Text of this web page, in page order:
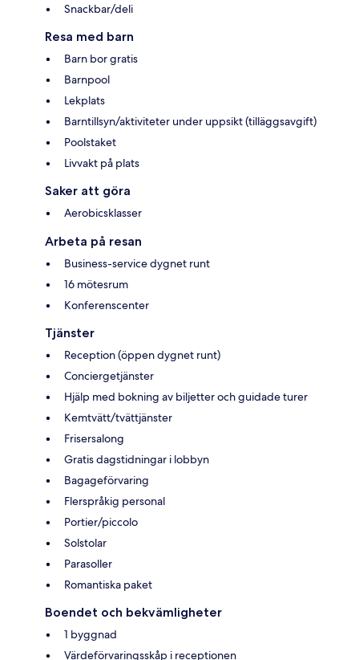
Snackbar/deli
Resa med barn
Barn bor gratis
Barnpool
Lekplats
Barntillsyn/aktiviteter under uppsikt (tilläggsavgift)
Poolstaket
Livvakt på plats
Saker att göra
Aerobicsklasser
Arbeta på resan
Business-service dygnet runt
16 mötesrum
Konferenscenter
Tjänster
Reception (öppen dygnet runt)
Conciergetjänster
Hjälp med bokning av biljetter och guidade turer
Kemtvätt/tvättjänster
Frisersalong
Gratis dagstidningar i lobbyn
Bagageförvaring
Flerspråkig personal
Portier/piccolo
Solstolar
Parasoller
Romantiska paket
Boendet och bekvämligheter
1 byggnad
Värdeförvaringsskåp i receptionen